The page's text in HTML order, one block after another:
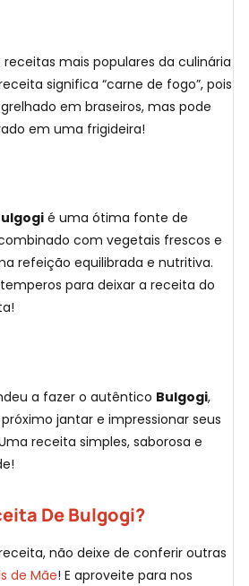
mais populares da culinária
significa “carne de fogo”, pois
em braseiros, mas pode
em uma frigideira!
é uma ótima fonte de
com vegetais frescos e
refeição equilibrada e nutritiva.
para deixar a receita do
a fazer o autêntico Bulgogi,
jantar e impressionar seus
receita simples, saborosa e
De Bulgogi?
não deixe de conferir outras
de Mãe! E aproveite para nos